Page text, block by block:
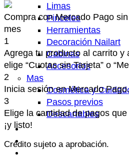
Limas
Pinceles
Herramientas
Decoración Nailart
Cabinas
Accesorios
Mas
Cosmética y
Pasos previos
Descartables
Centisale
FAQ’s
Contacto
Compra con Mercado Pago
mes
1
Agrega tu producto al carrito y
elige “Cuotas sin Tarjeta” o
2
Inicia sesión en Mercado Pago.
3
Elige la cantidad de pagos
¡y listo!
Crédito sujeto a aprobación.